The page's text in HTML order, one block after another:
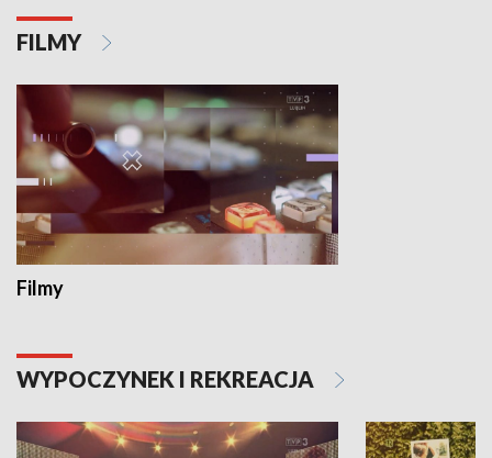
FILMY
Filmy
WYPOCZYNEK I REKREACJA